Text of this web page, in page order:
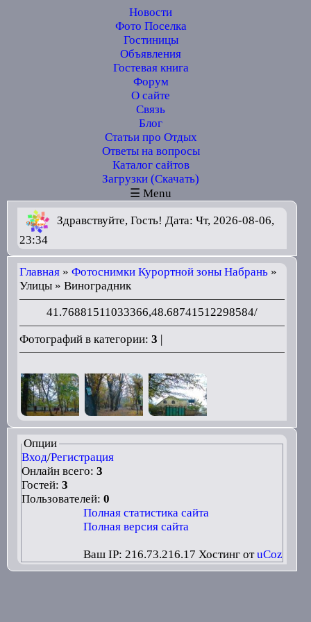
Новости
Фото Поселка
Гостиницы
Объявления
Гостевая книга
Форум
О сайте
Связь
Блог
Статьи про Отдых
Ответы на вопросы
Каталог сайтов
Загрузки (Скачать)
☰ Menu
Здравствуйте, Гость! Дата: Чт, 2026-08-06,
23:34
Главная» Фотоснимки Курортной зоны Набрань»
Улицы » Виноградник
41.76881511033366,48.68741512298584/
Фотографий в категории: 3 |
Опции
Вход/Регистрация
Онлайн всего: 3
Гостей: 3
Пользователей: 0
Полная статистика сайта
Полная версия сайта
Ваш IP: 216.73.216.17Хостинг отuCoz